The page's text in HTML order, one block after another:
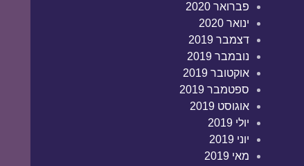
פברואר 2020
ינואר 2020
דצמבר 2019
נובמבר 2019
אוקטובר 2019
ספטמבר 2019
אוגוסט 2019
יולי 2019
יוני 2019
מאי 2019